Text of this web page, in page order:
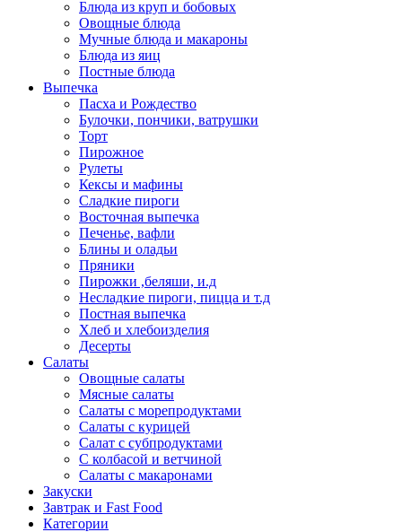
Блюда из круп и бобовых
Овощные блюда
Мучные блюда и макароны
Блюда из яиц
Постные блюда
Выпечка
Пасха и Рождество
Булочки, пончики, ватрушки
Торт
Пирожное
Рулеты
Кексы и мафины
Сладкие пироги
Восточная выпечка
Печенье, вафли
Блины и оладьи
Пряники
Пирожки ,беляши, и.д
Несладкие пироги, пицца и т.д
Постная выпечка
Хлеб и хлебоизделия
Десерты
Салаты
Овощные салаты
Мясные салаты
Салаты с морепродуктами
Салаты с курицей
Салат с субпродуктами
С колбасой и ветчиной
Салаты с макаронами
Закуски
Завтрак и Fast Food
Категории